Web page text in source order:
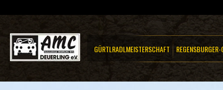
GÜRTLRADLMEISTERSCHAFT